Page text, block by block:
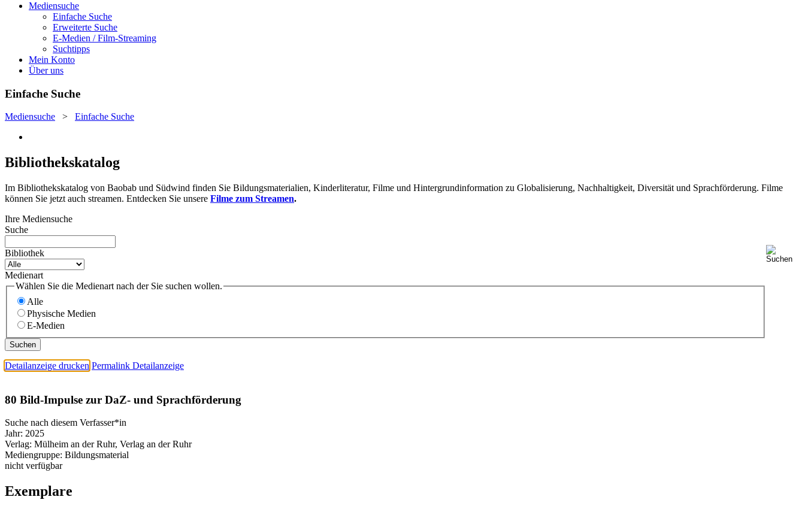
Mediensuche
Einfache Suche
Erweiterte Suche
E-Medien / Film-Streaming
Suchtipps
Mein Konto
Über uns
Einfache Suche
Mediensuche > Einfache Suche
Bibliothekskatalog
Im Bibliothekskatalog von Baobab und Südwind finden Sie Bildungsmaterialien, Kinderliteratur, Filme und Hintergrundinformation zu Globalisierung, Nachhaltigkeit, Diversität und Sprachförderung. Filme
können Sie jetzt auch streamen. Entdecken Sie unsere Filme zum Streamen.
Ihre Mediensuche
Suche
Bibliothek
Medienart
Wählen Sie die Medienart nach der Sie suchen wollen.
Alle
Physische Medien
E-Medien
Detailanzeige drucken Permalink Detailanzeige
80 Bild-Impulse zur DaZ- und Sprachförderung
Suche nach diesem Verfasser*in
Jahr: 2025
Verlag: Mülheim an der Ruhr, Verlag an der Ruhr
Mediengruppe: Bildungsmaterial
nicht verfügbar
Exemplare